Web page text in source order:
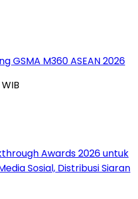
GSMA M360 ASEAN 2026
Awards 2026 untuk
Sosial, Distribusi Siaran